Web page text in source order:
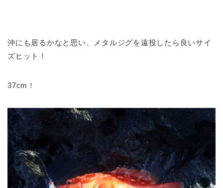
沖にも居るかなと思い、メタルジグを遠投したら良いサイ
ズヒット！
37cm！